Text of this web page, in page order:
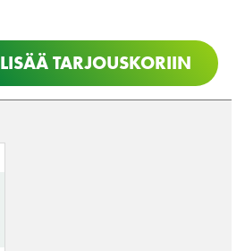
LISÄÄ TARJOUSKORIIN